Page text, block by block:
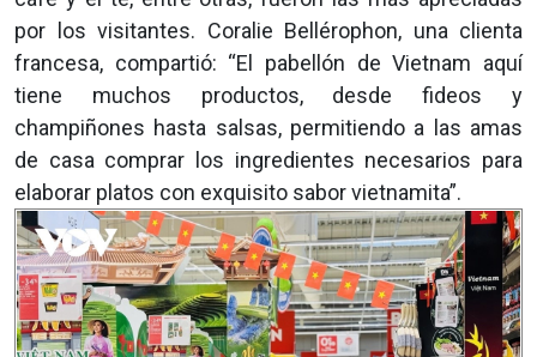
por los visitantes. Coralie Bellérophon, una clienta
francesa, compartió: “El pabellón de Vietnam aquí
tiene muchos productos, desde fideos y
champiñones hasta salsas, permitiendo a las amas
de casa comprar los ingredientes necesarios para
elaborar platos con exquisito sabor vietnamita”.